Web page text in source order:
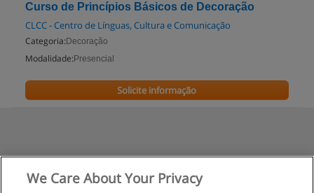
Curso de Princípios Básicos de Decoração
CLCC - Centro de Línguas, Cultura e Comunicação
Categoria: Decoração
Modalidade: Presencial
Solicite informação
We Care About Your Privacy